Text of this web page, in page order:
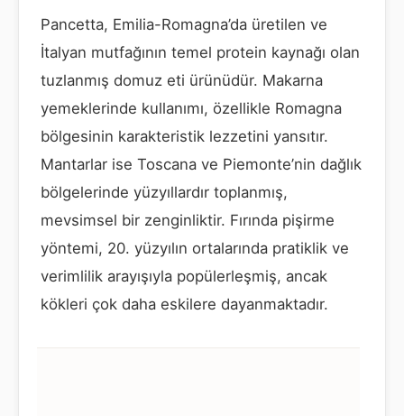
Pancetta, Emilia-Romagna’da üretilen ve
İtalyan mutfağının temel protein kaynağı olan
tuzlanmış domuz eti ürünüdür. Makarna
yemeklerinde kullanımı, özellikle Romagna
bölgesinin karakteristik lezzetini yansıtır.
Mantarlar ise Toscana ve Piemonte’nin dağlık
bölgelerinde yüzyıllardır toplanmış,
mevsimsel bir zenginliktir. Fırında pişirme
yöntemi, 20. yüzyılın ortalarında pratiklik ve
verimlilik arayışıyla popülerleşmiş, ancak
kökleri çok daha eskilere dayanmaktadır.